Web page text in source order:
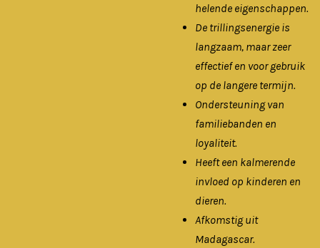
helende eigenschappen.
De trillingsenergie is
langzaam, maar zeer
effectief en voor gebruik
op de langere termijn.
Ondersteuning van
familiebanden en
loyaliteit.
Heeft een kalmerende
invloed op kinderen en
dieren.
Afkomstig uit
Madagascar.